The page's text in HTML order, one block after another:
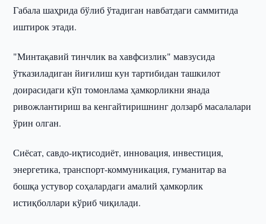
Габала шаҳрида бўлиб ўтадиган навбатдаги саммитида
иштирок этади.
"Минтақавий тинчлик ва хавфсизлик" мавзусида
ўтказиладиган йиғилиш кун тартибидан ташкилот
доирасидаги кўп томонлама ҳамкорликни янада
ривожлантириш ва кенгайтиришнинг долзарб масалалари
ўрин олган.
Сиёсат, савдо-иқтисодиёт, инновация, инвестиция,
энергетика, транспорт-коммуникация, гуманитар ва
бошқа устувор соҳалардаги амалий ҳамкорлик
истиқболлари кўриб чиқилади.